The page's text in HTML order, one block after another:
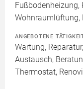
Fußbodenheizung,
Wohnraumlüftung,
ANGEBOTENE
Wartung,
Austausch,
Thermostat,